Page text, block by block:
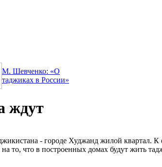
М. Шевченко: «О
таджиках в России»
ждут
- городе Худжанд жилой квартал. К
то, что в построенных домах будут жить